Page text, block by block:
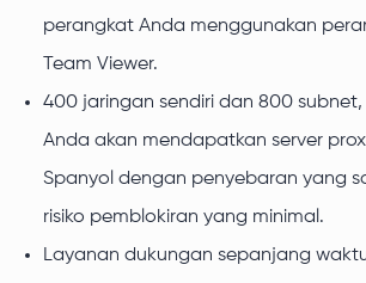
perangkat Anda menggunakan
Team Viewer.
400 jaringan sendiri dan 800
Anda akan mendapatkan server
Spanyol dengan penyebaran yang
risiko pemblokiran yang minimal.
Layanan dukungan sepanjang